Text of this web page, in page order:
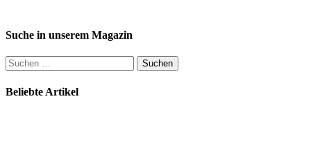
Suche in unserem Magazin
Suchen
nach:
Beliebte Artikel